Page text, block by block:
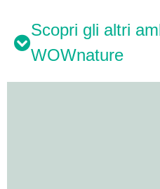
Scopri gli altri
WOWnature